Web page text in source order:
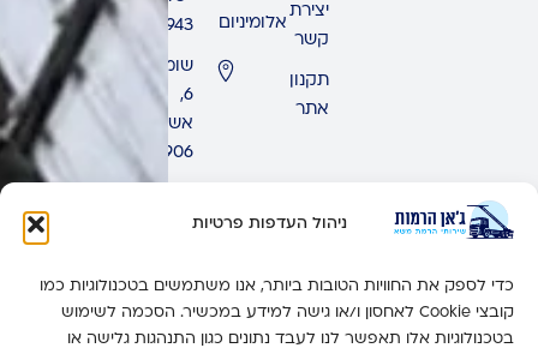
ניהול העדפות פרטיות
כדי לספק את החוויות הטובות ביותר, אנו משתמשים בטכנולוגיות כמו
קובצי Cookie לאחסון ו/או גישה למידע במכשיר. הסכמה לשימוש
בטכנולוגיות אלו תאפשר לנו לעבד נתונים כגון התנהגות גלישה או
יצירת
קשר
תקנון
אתר
אלומיניום
9943
שומרון
6,
אשדוד,
7771906
ראשון
חמישי:
זמין 24
שעות